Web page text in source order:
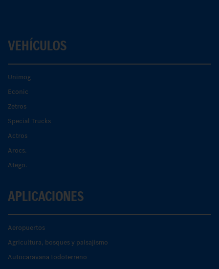
VEHÍCULOS
Unimog
Econic
Zetros
Special Trucks
Actros
Arocs.
Atego.
APLICACIONES
Aeropuertos
Agricultura, bosques y paisajismo
Autocaravana todoterreno